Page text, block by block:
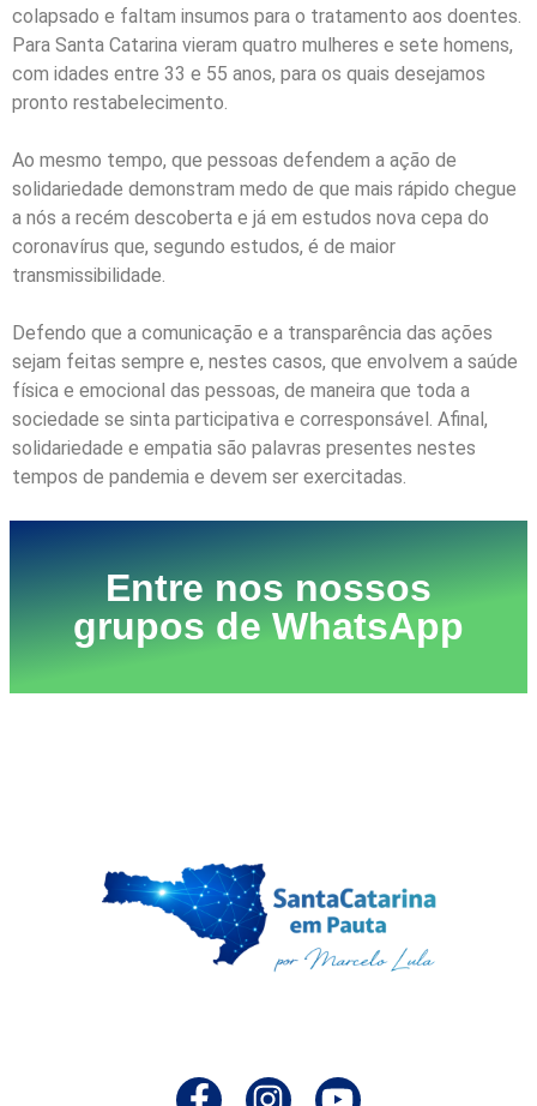
colapsado e faltam insumos para o tratamento aos doentes.
Para Santa Catarina vieram quatro mulheres e sete homens,
com idades entre 33 e 55 anos, para os quais desejamos
pronto restabelecimento.
Ao mesmo tempo, que pessoas defendem a ação de
solidariedade demonstram medo de que mais rápido chegue
a nós a recém descoberta e já em estudos nova cepa do
coronavírus que, segundo estudos, é de maior
transmissibilidade.
Defendo que a comunicação e a transparência das ações
sejam feitas sempre e, nestes casos, que envolvem a saúde
física e emocional das pessoas, de maneira que toda a
sociedade se sinta participativa e corresponsável. Afinal,
solidariedade e empatia são palavras presentes nestes
tempos de pandemia e devem ser exercitadas.
Entre nos nossos
grupos de WhatsApp